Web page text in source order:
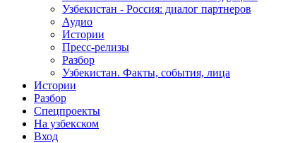
Узбекистан - Россия: диалог партнеров
Аудио
Истории
Пресс-релизы
Разбор
Узбекистан. Факты, события, лица
Истории
Разбор
Спецпроекты
На узбекском
Вход